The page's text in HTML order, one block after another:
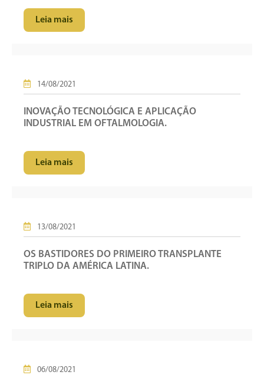
Leia mais
14/08/2021
INOVAÇÃO TECNOLÓGICA E APLICAÇÃO
INDUSTRIAL EM OFTALMOLOGIA.
Leia mais
13/08/2021
OS BASTIDORES DO PRIMEIRO TRANSPLANTE
TRIPLO DA AMÉRICA LATINA.
Leia mais
06/08/2021